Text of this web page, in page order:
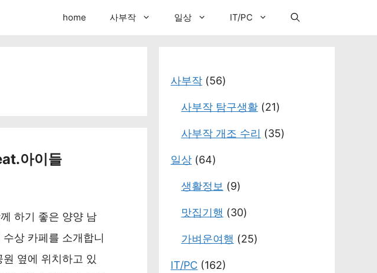
home 사부작 일상 IT/PC
아이들
하기 좋은 양양 남
상 카페를 소개합니
옆에 위치하고 있
사부작 (56)
사부작 탐구생활 (21)
사부작 개조 수리 (35)
일상 (64)
생활정보 (9)
맛집기행 (30)
가벼운여행 (25)
IT/PC (162)